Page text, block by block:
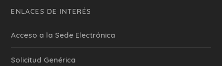
ENLACES DE INTERÉS
Acceso a la Sede Electrónica
Solicitud Genérica